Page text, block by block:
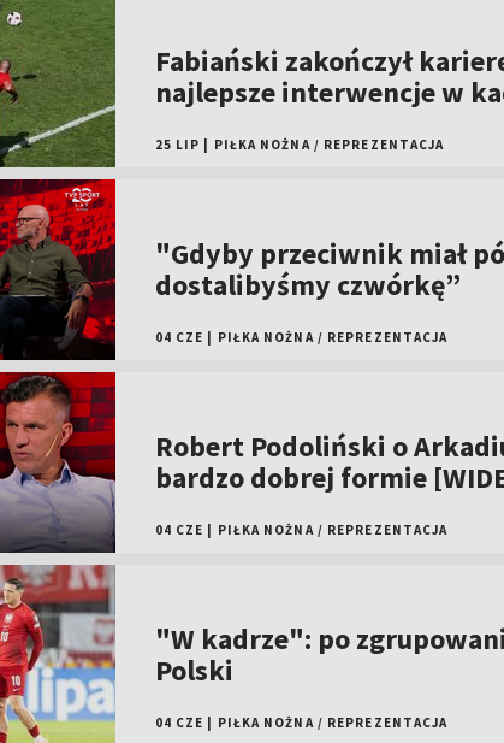
Fabiański zakończył
najlepsze interwencje w
25 LIP PIŁKA NOŻNA / REPREZENTACJA
"Gdyby przeciwnik miał
dostalibyśmy czwórkę”
04 CZE PIŁKA NOŻNA / REPREZENTACJA
Robert Podoliński o
bardzo dobrej formie
04 CZE PIŁKA NOŻNA / REPREZENTACJA
"W kadrze": po
Polski
04 CZE PIŁKA NOŻNA / REPREZENTACJA